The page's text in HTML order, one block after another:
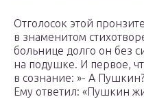
Отголосок этой
в знаменитом
больнице долго он без
на подушке. И первое,
в сознание: »- А
Ему ответил: «Пушкин